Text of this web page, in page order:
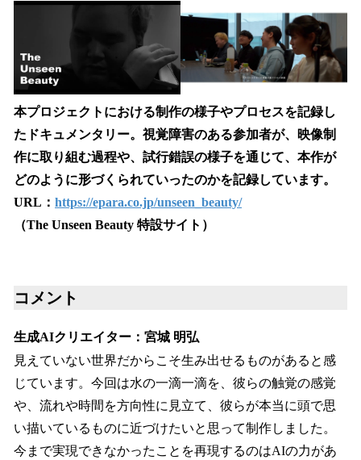
本プロジェクトにおける制作の様子やプロセスを記録し
たドキュメンタリー。視覚障害のある参加者が、映像制
作に取り組む過程や、試行錯誤の様子を通じて、本作が
どのように形づくられていったのかを記録しています。
URL： https://epara.co.jp/unseen_beauty/
（The Unseen Beauty 特設サイト）
コメント
生成AIクリエイター：宮城 明弘
見えていない世界だからこそ生み出せるものがあると感
じています。今回は水の一滴一滴を、彼らの触覚の感覚
や、流れや時間を方向性に見立て、彼らが本当に頭で思
い描いているものに近づけたいと思って制作しました。
今まで実現できなかったことを再現するのはAIの力があ